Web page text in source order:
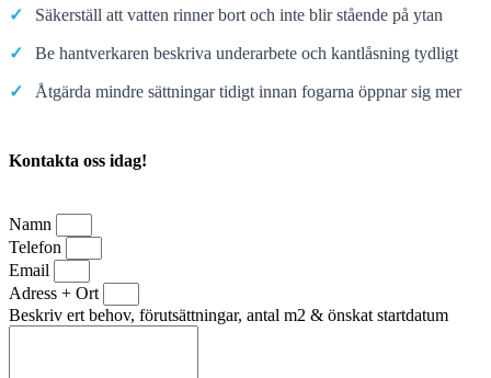
✓ Säkerställ att vatten rinner bort och inte blir stående på ytan
✓ Be hantverkaren beskriva underarbete och kantlåsning tydligt
✓ Åtgärda mindre sättningar tidigt innan fogarna öppnar sig mer
Kontakta oss idag!
Namn
Telefon
Email
Adress + Ort
Beskriv ert behov, förutsättningar, antal m2 & önskat startdatum